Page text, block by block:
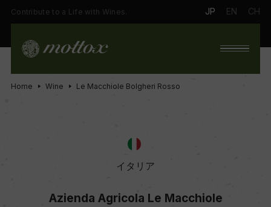
Contribute to a Life with Wines. JP EN CH
Home Wine Le Macchiole Bolgheri Rosso
イタリア
Azienda Agricola Le Macchiole